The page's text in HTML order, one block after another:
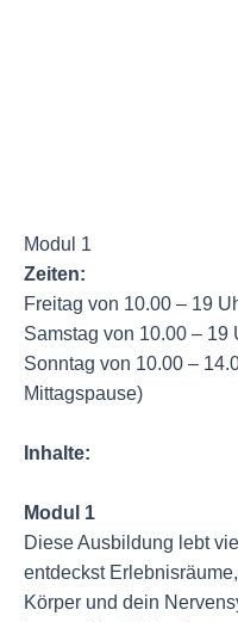
Modul 1
Zeiten:
Freitag von 10.00 – 19
Samstag von 10.00 – 19
Sonntag von 10.00 –
Mittagspause)
Inhalte:
Modul 1
Diese Ausbildung lebt
entdeckst
Körper und dein